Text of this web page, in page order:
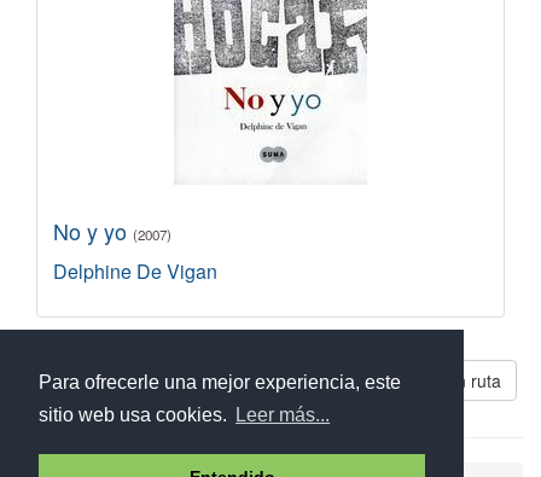
Para ofrecerle una mejor experiencia, este
sitio web usa cookies.
Leer más...
No y yo (2007)
Delphine De Vigan
Libros parecidos a En ruta